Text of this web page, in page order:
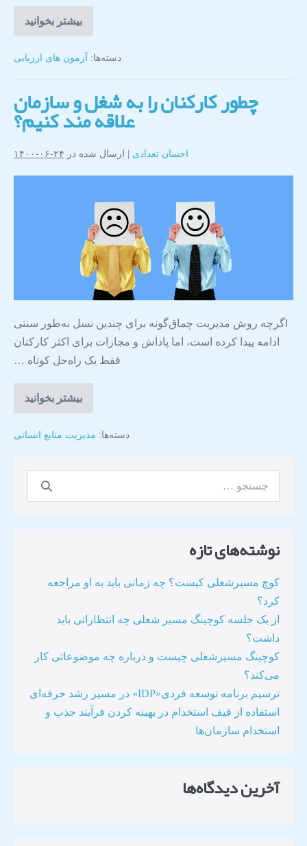
بیشتر بخوانید
دسته‌ها: آزمون های ارزیابی
چطور کارکنان را به شغل و سازمان
علاقه مند کنیم؟
احسان تعدادی| ارسال شده در ۲۴-۰۶-۱۴۰۰
اگرچه روش مدیریت چماق‌گونه برای چندین نسل به‌طور سنتی
ادامه پیدا کرده است، اما پاداش و مجازات برای اکثر کارکنان
فقط یک راه‌حل کوتاه‌ …
بیشتر بخوانید
دسته‌ها: مدیریت منابع انسانی
نوشته‌های تازه
کوچ مسیرشغلی کیست؟ چه زمانی باید به او مراجعه
کرد؟
از یک جلسه کوچینگ مسیر شغلی چه انتظاراتی باید
داشت؟
کوچینگ مسیرشغلی چیست و درباره چه موضوعاتی کار
می‌کند؟
ترسیم برنامه توسعه فردی«IDP» در مسیر رشد حرفه‌ای
استفاده از قیف استخدام در بهینه کردن فرآیند جذب و
استخدام سازمان‌ها​
آخرین دیدگاه‌ها